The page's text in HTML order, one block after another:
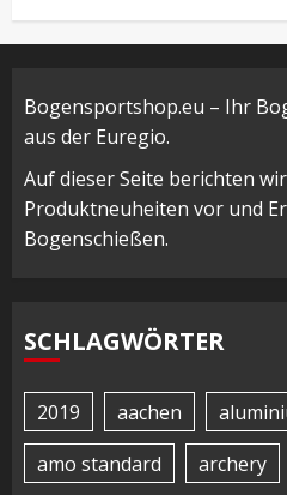
Bogensportshop.eu – Ihr
aus der Euregio.
Auf dieser Seite berichten
Produktneuheiten vor und
Bogenschießen.
SCHLAGWÖRTER
2019 aachen
amo standard
archery